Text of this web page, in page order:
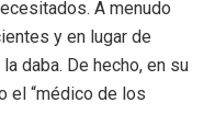
A menudo
y en lugar de
daba. De hecho, en su
el “médico de los